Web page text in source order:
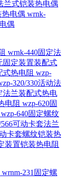
兰式铠装热电偶
热电偶 wrnk-
偶
wrnk-440固定法
固定装置装配式
式热电阻 wzp-
320/330活动法
法兰装配式热电
电阻 wzp-620固
wzp-640固定螺纹
可动卡套法兰
卡套螺纹铠装热
装置铠装热电阻
wrnm-231固定螺